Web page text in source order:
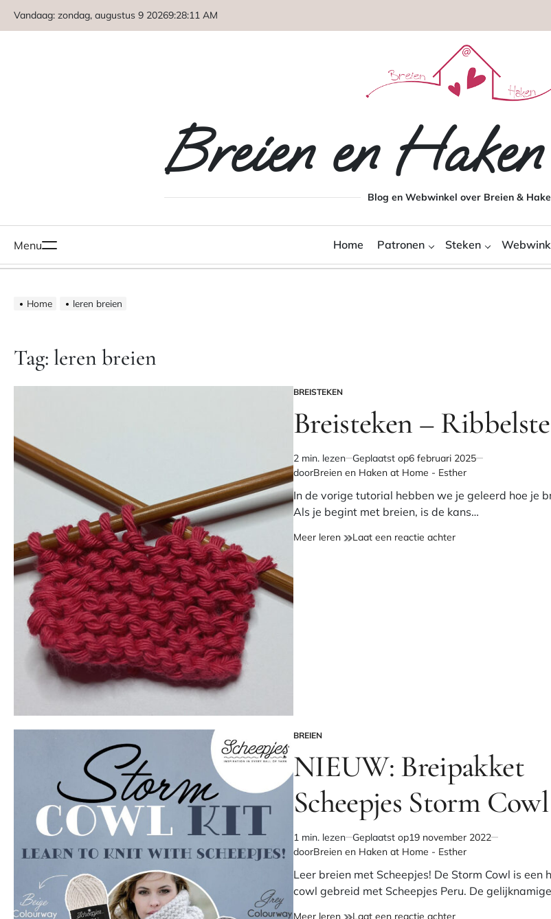
Vandaag: zondag, augustus 9 20269:28:12 AM
Breien en
Blog en Webwinkel over Breien &
Menu Home Patronen Steken
Home leren breien
Tag: leren breien
GEPLAATST
BREISTEKEN
Breisteken –
Geschatte
leestijd
2 min. lezen Geplaatst op6 februari 2025
doorBreien en Haken at Home - Esther
In de vorige tutorial hebben we je geleerd hoe je
Als je begint met breien, is de kans…
Meer leren Breisteken
Laat een reactie achterop
GEPLAATST
BREIEN
NIEUW: Breipakket
Scheepjes Storm Cowl
Geschatte
leestijd
1 min. lezen Geplaatst op19 november 2022
doorBreien en Haken at Home - Esther
Leer breien met Scheepjes! De Storm Cowl is een
cowl gebreid met Scheepjes Peru. De
Meer leren NIEUW:
Laat een reactie achterop